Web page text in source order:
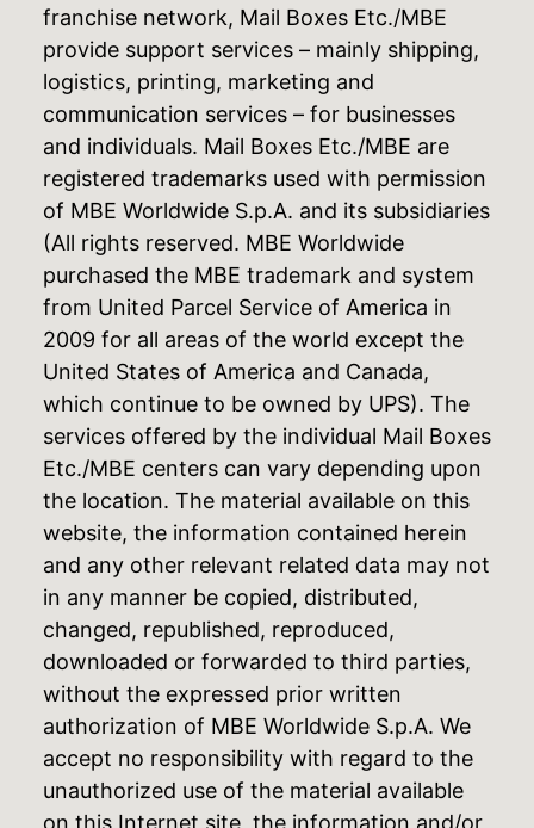
franchise network, Mail Boxes Etc./MBE
provide support services – mainly shipping,
logistics, printing, marketing and
communication services – for businesses
and individuals. Mail Boxes Etc./MBE are
registered trademarks used with permission
of MBE Worldwide S.p.A. and its subsidiaries
(All rights reserved. MBE Worldwide
purchased the MBE trademark and system
from United Parcel Service of America in
2009 for all areas of the world except the
United States of America and Canada,
which continue to be owned by UPS). The
services offered by the individual Mail Boxes
Etc./MBE centers can vary depending upon
the location. The material available on this
website, the information contained herein
and any other relevant related data may not
in any manner be copied, distributed,
changed, republished, reproduced,
downloaded or forwarded to third parties,
without the expressed prior written
authorization of MBE Worldwide S.p.A. We
accept no responsibility with regard to the
unauthorized use of the material available